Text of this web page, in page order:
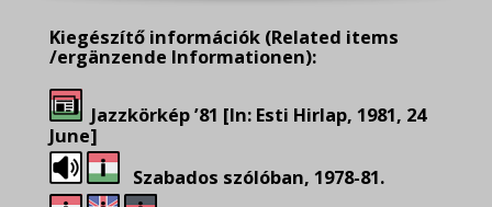
Kiegészítő információk (Related items
/ergänzende Informationen):
Jazzkörkép ’81 [In: Esti Hirlap, 1981, 24
June]
Szabados szólóban, 1978-81.